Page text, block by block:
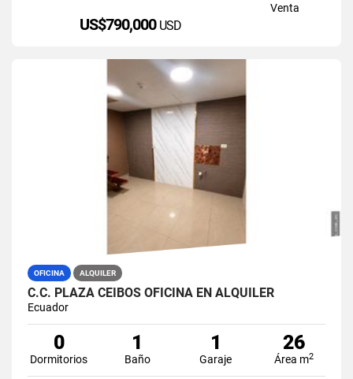
Venta
US$790,000 USD
OFICINA ALQUILER
C.C. PLAZA CEIBOS OFICINA EN ALQUILER
Ecuador
0
Dormitorios
1
Baño
1
Garaje
26
Área m2